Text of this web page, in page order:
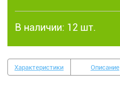
В наличии: 12 шт.
Характеристики Описание